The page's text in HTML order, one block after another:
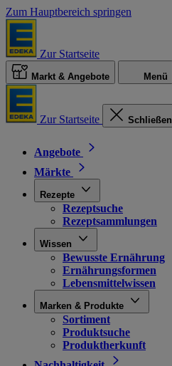
Zum Hauptbereich springen
Zur Startseite
Markt & Angebote Menü
Zur Startseite Schließen
Angebote
Märkte
Rezepte
Rezeptsuche
Rezeptsammlungen
Wissen
Bewusste Ernährung
Ernährungsformen
Lebensmittelwissen
Marken & Produkte
Sortiment
Produktsuche
Produktherkunft